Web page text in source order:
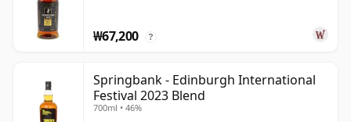
₩67,200 ?
Springbank - Edinburgh International
Festival 2023 Blend
700ml • 46%